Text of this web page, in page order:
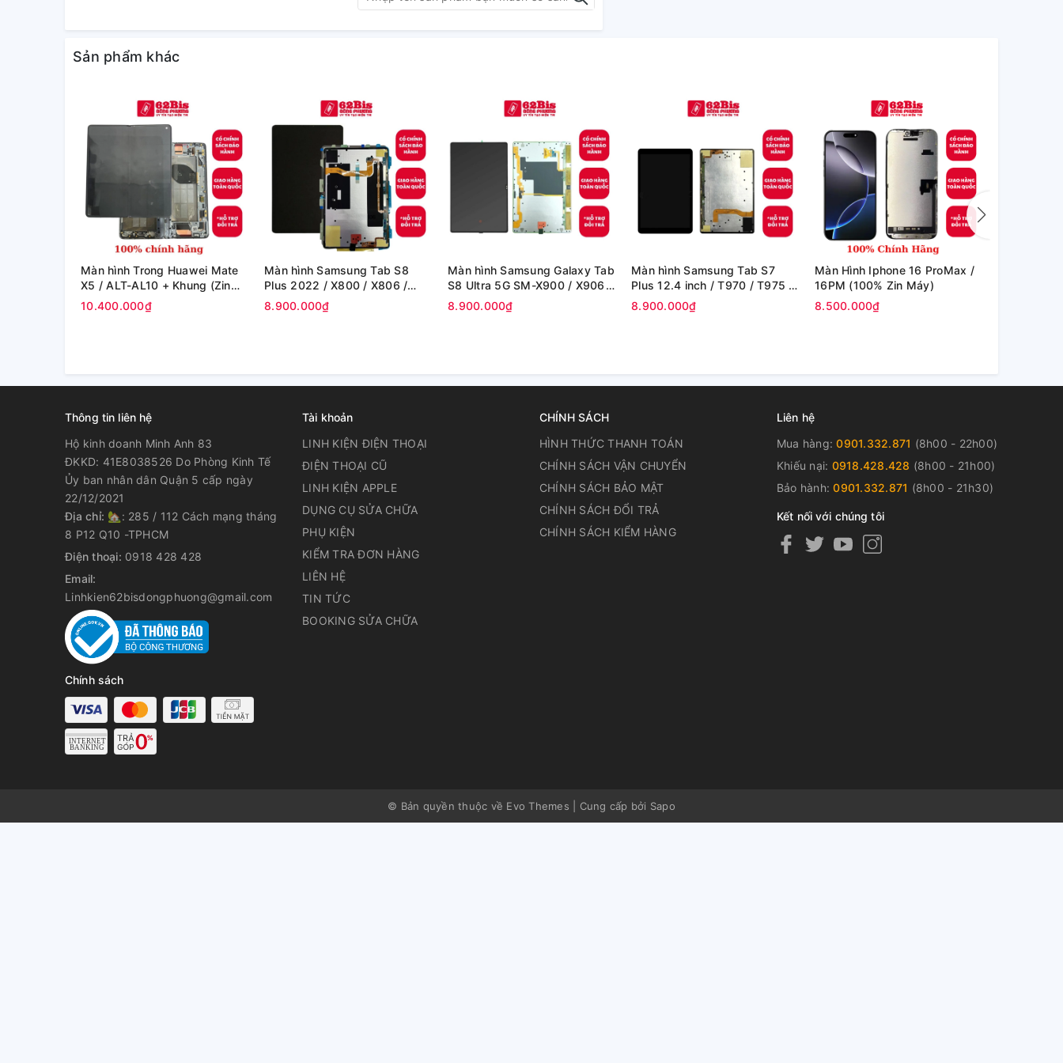
Sản phẩm khác
Màn hình Trong Huawei Mate
X5 / ALT-AL10 + Khung (Zin
Máy)
10.400.000₫
Màn hình Samsung Tab S8
Plus 2022 / X800 / X806 /
X808U (12.4in) -(Zin)
8.900.000₫
Màn hình Samsung Galaxy Tab
S8 Ultra 5G SM-X900 / X906
Full amoled (100% zin hãng )
8.900.000₫
Màn hình Samsung Tab S7
Plus 12.4 inch / T970 / T975 /
T976 (100% zin hãng)
8.900.000₫
Màn Hình Iphone 16 ProMax /
16PM (100% Zin Máy)
8.500.000₫
Thông tin liên hệ
Hộ kinh doanh Minh Anh 83
ĐKKD: 41E8038526 Do Phòng Kinh Tế
Ủy ban nhân dân Quận 5 cấp ngày
22/12/2021
Địa chỉ: 🏡: 285 / 112 Cách mạng tháng
8 P12 Q10 -TPHCM
Điện thoại: 0918 428 428
Email:
Linhkien62bisdongphuong@gmail.com
Chính sách
Tài khoản
LINH KIỆN ĐIỆN THOẠI
ĐIỆN THOẠI CŨ
LINH KIỆN APPLE
DỤNG CỤ SỬA CHỮA
PHỤ KIỆN
KIỂM TRA ĐƠN HÀNG
LIÊN HỆ
TIN TỨC
BOOKING SỬA CHỮA
CHÍNH SÁCH
HÌNH THỨC THANH TOÁN
CHÍNH SÁCH VẬN CHUYỂN
CHÍNH SÁCH BẢO MẬT
CHÍNH SÁCH ĐỔI TRẢ
CHÍNH SÁCH KIỂM HÀNG
Liên hệ
Mua hàng:0901.332.871 (8h00 - 22h00)
Khiếu nại: 0918.428.428 (8h00 - 21h00)
Bảo hành:0901.332.871 (8h00 - 21h30)
Kết nối với chúng tôi
© Bản quyền thuộc về Evo Themes Cung cấp bởi Sapo